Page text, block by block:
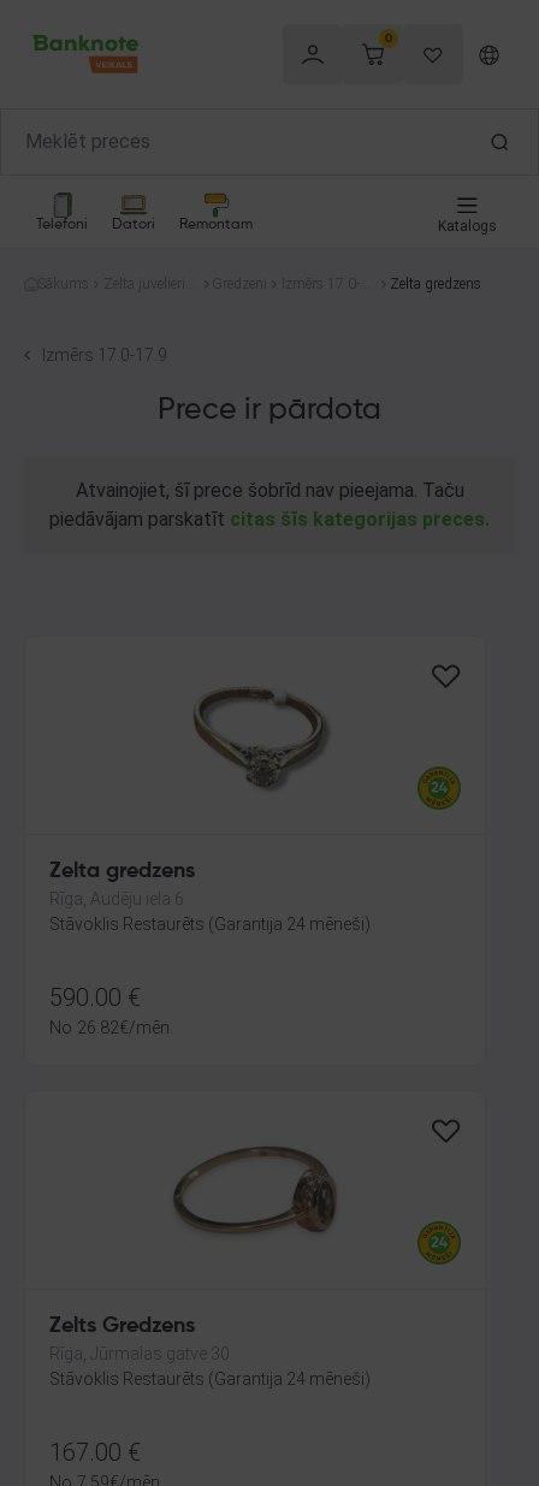
0
Telefoni Datori Remontam Katalogs
Sākums
Zelta juvelierizs
Gredzeni
Izmērs 17.0-1
Zelta gredzens
Izmērs 17.0-17.9
Prece ir pārdota
Atvainojiet, šī prece šobrīd nav pieejama. Taču
piedāvājam parskatīt citas šīs kategorijas preces.
Zelta gredzens
Rīga, Audēju iela 6
Stāvoklis Restaurēts (Garantija 24 mēneši)
590.00 €
No 26.82€/mēn.
Zelts Gredzens
Rīga, Jūrmalas gatve 30
Stāvoklis Restaurēts (Garantija 24 mēneši)
167.00 €